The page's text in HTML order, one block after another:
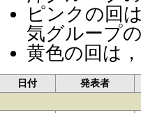
ピンクの回
気グループ
黄色の回は
日付 発表者